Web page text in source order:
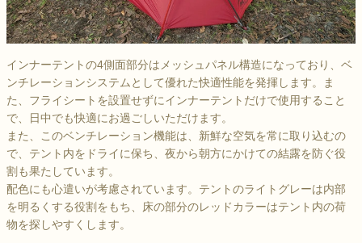
インナーテントの4側面部分はメッシュパネル構造になっており、ベ
ンチレーションシステムとして優れた快適性能を発揮します。ま
た、フライシートを設置せずにインナーテントだけで使用すること
で、日中でも快適にお過ごしいただけます。
また、このベンチレーション機能は、新鮮な空気を常に取り込むの
で、テント内をドライに保ち、夜から朝方にかけての結露を防ぐ役
割も果たしています。
配色にも心遣いが考慮されています。テントのライトグレーは内部
を明るくする役割をもち、床の部分のレッドカラーはテント内の荷
物を探しやすくします。